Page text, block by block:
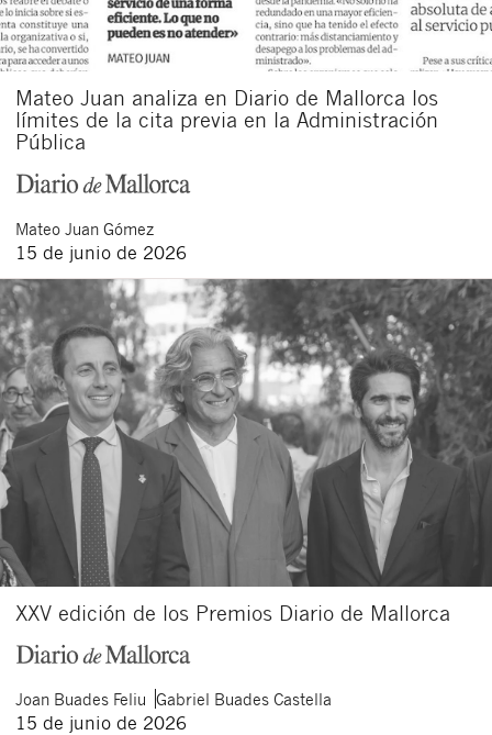
Mateo Juan analiza en Diario de Mallorca los
límites de la cita previa en la Administración
Pública
Mateo Juan Gómez
15 de junio de 2026
XXV edición de los Premios Diario de Mallorca
Joan Buades Feliu Gabriel Buades Castella
15 de junio de 2026